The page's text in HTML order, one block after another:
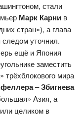
стали
Марк Карни в
стран»), а глава
следом уточнил.
ещё и Япония
заместить
трёхблокового мира
–Збигнева
Азия, а
целиком в